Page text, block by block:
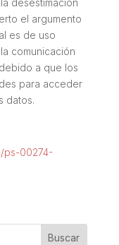
el argumento
es de uso
comunicación
a que los
para acceder
datos.
ps-00274-
Buscar